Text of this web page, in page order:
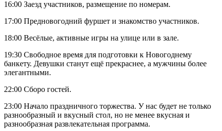
16:00 Заезд участников, размещение по номерам.
17:00 Предновогодний фуршет и знакомство участников.
18:00 Весёлые, активные игры на улице или в зале.
19:30 Свободное время для подготовки к Новогоднему
банкету. Девушки станут ещё прекраснее, а мужчины более
элегантными.
22:00 Сборо гостей.
23:00 Начало праздничного торжества. У нас будет не только
разнообразный и вкусный стол, но не менее вкусная и
разнообразная развлекательная программа.